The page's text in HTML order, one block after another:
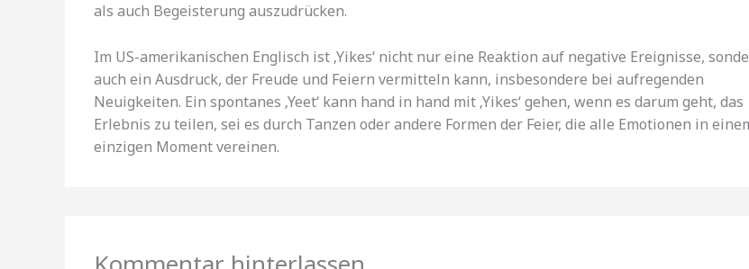
als auch Begeisterung auszudrücken.
Im US-amerikanischen Englisch ist ‚Yikes‘ nicht nur eine Reaktion auf negative Ereignisse,
auch ein Ausdruck, der Freude und Feiern vermitteln kann, insbesondere bei aufregenden
Neuigkeiten. Ein spontanes ‚Yeet‘ kann hand in hand mit ‚Yikes‘ gehen, wenn es darum geht, das
Erlebnis zu teilen, sei es durch Tanzen oder andere Formen der Feier, die alle Emotionen in
einzigen Moment vereinen.